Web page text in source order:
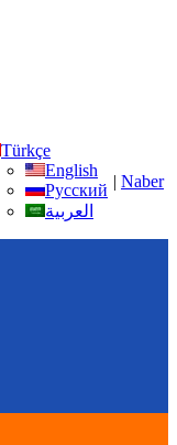
Türkçe
English
Русский
العربية
| Naber